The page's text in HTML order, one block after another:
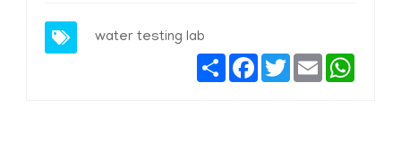
water testing lab
ShareFacebook
TwitterEmail